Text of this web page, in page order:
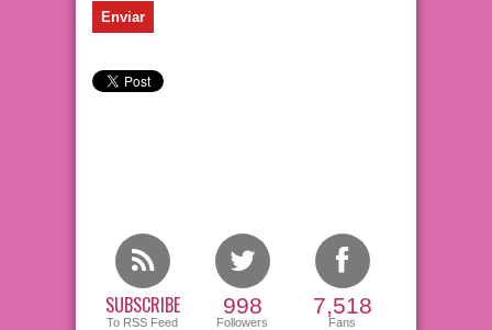
SUBSCRIBE
To RSS Feed
998
Followers
7,518
Fans